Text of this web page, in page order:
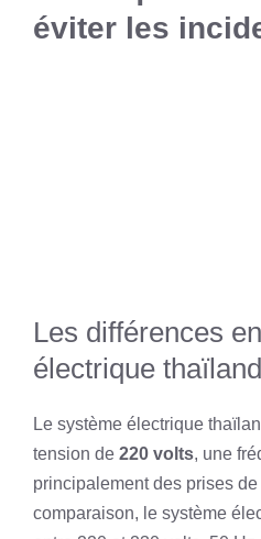
éviter les
Les différences
électrique
Le système électrique
tension de 220 volts, une
principalement des prises
comparaison, le système